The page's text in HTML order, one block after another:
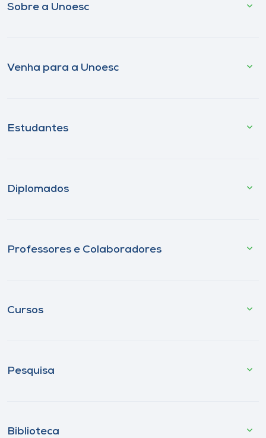
Sobre a Unoesc
Venha para a Unoesc
Estudantes
Diplomados
Professores e Colaboradores
Cursos
Pesquisa
Biblioteca